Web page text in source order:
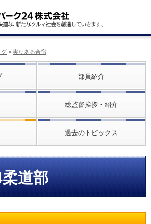
グ > 実りある合宿
部員紹介
総監督挨拶・紹介
過去のトピックス
道部